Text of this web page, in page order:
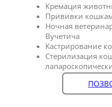
Кремация
Прививки
Ночная
Вучетича
Кастрирование
Стерилизация